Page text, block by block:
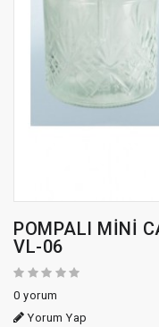
POMPALI MİNİ
VL-06
0 yorum
Yorum Yap